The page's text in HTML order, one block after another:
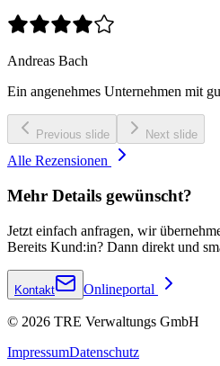
Andreas Bach
Ein angenehmes Unternehmen mit
Previous slide Next slide
Alle Rezensionen
Mehr Details gewünscht?
Jetzt einfach anfragen, wir
Bereits Kund:in? Dann direkt und
Kontakt Onlineportal
© 2026 TRE Verwaltungs GmbH
ImpressumDatenschutz